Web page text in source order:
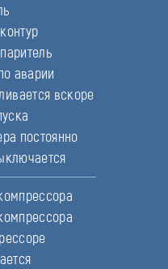
аварии
вскоре
постоянно